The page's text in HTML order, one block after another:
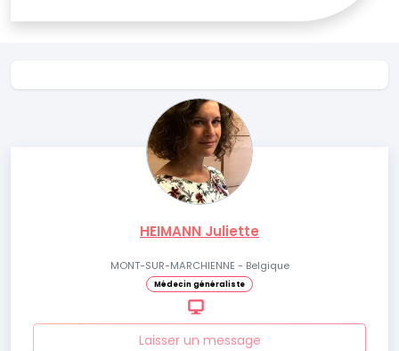
HEIMANN Juliette
MONT-SUR-MARCHIENNE - Belgique
Médecin généraliste
Laisser un message